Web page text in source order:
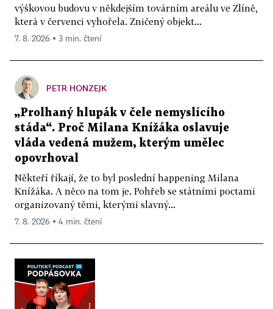
výškovou budovu v někdejším továrním areálu ve Zlíně,
která v červenci vyhořela. Zničený objekt...
7. 8. 2026 ▪ 3 min. čtení
PETR HONZEJK
„Prolhaný hlupák v čele nemyslícího
stáda“. Proč Milana Knížáka oslavuje
vláda vedená mužem, kterým umělec
opovrhoval
Někteří říkají, že to byl poslední happening Milana
Knížáka. A něco na tom je. Pohřeb se státními poctami
organizovaný těmi, kterými slavný...
7. 8. 2026 ▪ 4 min. čtení